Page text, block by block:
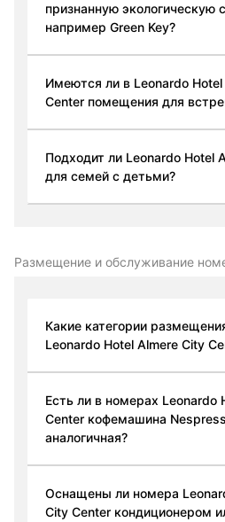
признанную экологическую
например Green Key?
Имеются ли в Leonardo Hotel
Center помещения для
Подходит ли Leonardo Hotel
для семей с детьми?
Размещение и обслуживание
Какие категории
Leonardo Hotel Almere City
Есть ли в номерах Leonardo
Center кофемашина
аналогичная?
Оснащены ли номера
City Center кондиционером